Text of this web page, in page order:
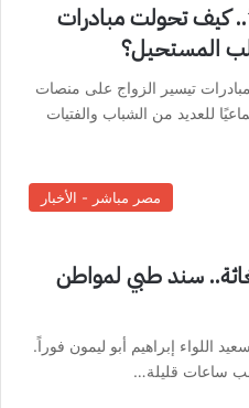
كيف تحولت مبادرات
المستحيل؟
تيسير الزواج على منصات
للعديد من الشباب والفتيات
مصر مباشر - الأخبار
سند طبي لمواطن
اللواء إبراهيم أبو ليمون فوراً.
ساعات قليلة…